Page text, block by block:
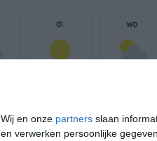
Wij en onze partners slaan
en verwerken persoonlijke
di wo